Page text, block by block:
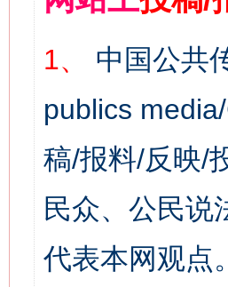
1、
中国公共
publics
稿/报料/反映/
民众、公民说
代表本网观点